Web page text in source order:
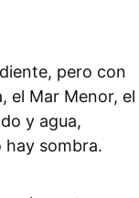
pero con
el Mar Menor, el
y agua,
hay sombra.